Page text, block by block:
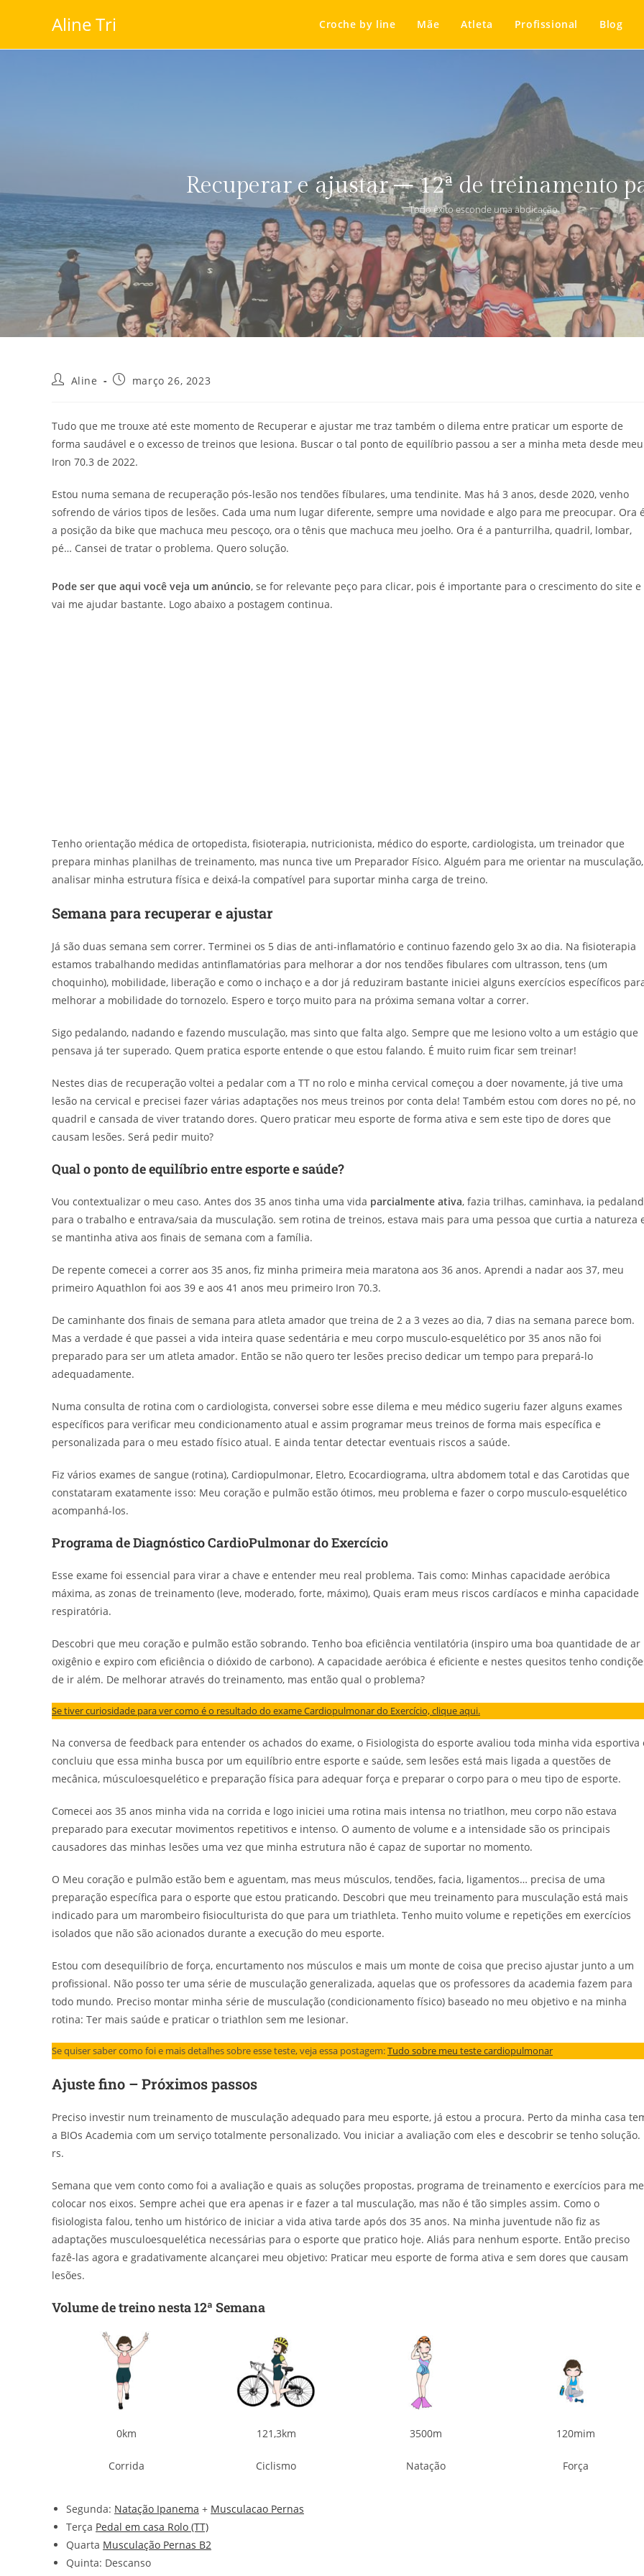
Aline Tri Croche by line Mãe Atleta Profissional Blog
Recuperar e ajustar – 12ª de treinamento
Todo êxito esconde uma abdicação
Aline março 26, 2023
Tudo que me trouxe até este momento de Recuperar e ajustar me traz também o dilema entre praticar um esporte de
forma saudável e o excesso de treinos que lesiona. Buscar o tal ponto de equilíbrio passou a ser a minha meta desde meu
Iron 70.3 de 2022.
Estou numa semana de recuperação pós-lesão nos tendões fíbulares, uma tendinite. Mas há 3 anos, desde 2020, venho
sofrendo de vários tipos de lesões. Cada uma num lugar diferente, sempre uma novidade e algo para me preocupar. Ora
a posição da bike que machuca meu pescoço, ora o tênis que machuca meu joelho. Ora é a panturrilha, quadril, lombar,
pé… Cansei de tratar o problema. Quero solução.
Pode ser que aqui você veja um anúncio, se for relevante peço para clicar, pois é importante para o crescimento do site e
vai me ajudar bastante. Logo abaixo a postagem continua.
Tenho orientação médica de ortopedista, fisioterapia, nutricionista, médico do esporte, cardiologista, um treinador que
prepara minhas planilhas de treinamento, mas nunca tive um Preparador Físico. Alguém para me orientar na musculação,
analisar minha estrutura física e deixá-la compatível para suportar minha carga de treino.
Semana para recuperar e ajustar
Já são duas semana sem correr. Terminei os 5 dias de anti-inflamatório e continuo fazendo gelo 3x ao dia. Na fisioterapia
estamos trabalhando medidas antinflamatórias para melhorar a dor nos tendões fibulares com ultrasson, tens (um
choquinho), mobilidade, liberação e como o inchaço e a dor já reduziram bastante iniciei alguns exercícios específicos
melhorar a mobilidade do tornozelo. Espero e torço muito para na próxima semana voltar a correr.
Sigo pedalando, nadando e fazendo musculação, mas sinto que falta algo. Sempre que me lesiono volto a um estágio que
pensava já ter superado. Quem pratica esporte entende o que estou falando. É muito ruim ficar sem treinar!
Nestes dias de recuperação voltei a pedalar com a TT no rolo e minha cervical começou a doer novamente, já tive uma
lesão na cervical e precisei fazer várias adaptações nos meus treinos por conta dela! Também estou com dores no pé, no
quadril e cansada de viver tratando dores. Quero praticar meu esporte de forma ativa e sem este tipo de dores que
causam lesões. Será pedir muito?
Qual o ponto de equilíbrio entre esporte e saúde?
Vou contextualizar o meu caso. Antes dos 35 anos tinha uma vida parcialmente ativa, fazia trilhas, caminhava, ia
para o trabalho e entrava/saia da musculação. sem rotina de treinos, estava mais para uma pessoa que curtia a natureza
se mantinha ativa aos finais de semana com a família.
De repente comecei a correr aos 35 anos, fiz minha primeira meia maratona aos 36 anos. Aprendi a nadar aos 37, meu
primeiro Aquathlon foi aos 39 e aos 41 anos meu primeiro Iron 70.3.
De caminhante dos finais de semana para atleta amador que treina de 2 a 3 vezes ao dia, 7 dias na semana parece bom.
Mas a verdade é que passei a vida inteira quase sedentária e meu corpo musculo-esquelético por 35 anos não foi
preparado para ser um atleta amador. Então se não quero ter lesões preciso dedicar um tempo para prepará-lo
adequadamente.
Numa consulta de rotina com o cardiologista, conversei sobre esse dilema e meu médico sugeriu fazer alguns exames
específicos para verificar meu condicionamento atual e assim programar meus treinos de forma mais específica e
personalizada para o meu estado físico atual. E ainda tentar detectar eventuais riscos a saúde.
Fiz vários exames de sangue (rotina), Cardiopulmonar, Eletro, Ecocardiograma, ultra abdomem total e das Carotidas que
constataram exatamente isso: Meu coração e pulmão estão ótimos, meu problema e fazer o corpo musculo-esquelético
acompanhá-los.
Programa de Diagnóstico CardioPulmonar do Exercício
Esse exame foi essencial para virar a chave e entender meu real problema. Tais como: Minhas capacidade aeróbica
máxima, as zonas de treinamento (leve, moderado, forte, máximo), Quais eram meus riscos cardíacos e minha capacidade
respiratória.
Descobri que meu coração e pulmão estão sobrando. Tenho boa eficiência ventilatória (inspiro uma boa quantidade de ar
oxigênio e expiro com eficiência o dióxido de carbono). A capacidade aeróbica é eficiente e nestes quesitos tenho
de ir além. De melhorar através do treinamento, mas então qual o problema?
Se tiver curiosidade para ver como é o resultado do exame Cardiopulmonar do Exercício, clique aqui.
Na conversa de feedback para entender os achados do exame, o Fisiologista do esporte avaliou toda minha vida esportiva
concluiu que essa minha busca por um equilíbrio entre esporte e saúde, sem lesões está mais ligada a questões de
mecânica, músculoesquelético e preparação física para adequar força e preparar o corpo para o meu tipo de esporte.
Comecei aos 35 anos minha vida na corrida e logo iniciei uma rotina mais intensa no triatlhon, meu corpo não estava
preparado para executar movimentos repetitivos e intenso. O aumento de volume e a intensidade são os principais
causadores das minhas lesões uma vez que minha estrutura não é capaz de suportar no momento.
O Meu coração e pulmão estão bem e aguentam, mas meus músculos, tendões, facia, ligamentos… precisa de uma
preparação específica para o esporte que estou praticando. Descobri que meu treinamento para musculação está mais
indicado para um marombeiro fisioculturista do que para um triathleta. Tenho muito volume e repetições em exercícios
isolados que não são acionados durante a execução do meu esporte.
Estou com desequilíbrio de força, encurtamento nos músculos e mais um monte de coisa que preciso ajustar junto a um
profissional. Não posso ter uma série de musculação generalizada, aquelas que os professores da academia fazem para
todo mundo. Preciso montar minha série de musculação (condicionamento físico) baseado no meu objetivo e na minha
rotina: Ter mais saúde e praticar o triathlon sem me lesionar.
Se quiser saber como foi e mais detalhes sobre esse teste, veja essa postagem:Tudo sobre meu teste cardiopulmonar
Ajuste fino – Próximos passos
Preciso investir num treinamento de musculação adequado para meu esporte, já estou a procura. Perto da minha casa
a BIOs Academia com um serviço totalmente personalizado. Vou iniciar a avaliação com eles e descobrir se tenho solução.
rs.
Semana que vem conto como foi a avaliação e quais as soluções propostas, programa de treinamento e exercícios para me
colocar nos eixos. Sempre achei que era apenas ir e fazer a tal musculação, mas não é tão simples assim. Como o
fisiologista falou, tenho um histórico de iniciar a vida ativa tarde após dos 35 anos. Na minha juventude não fiz as
adaptações musculoesquelética necessárias para o esporte que pratico hoje. Aliás para nenhum esporte. Então preciso
fazê-las agora e gradativamente alcançarei meu objetivo: Praticar meu esporte de forma ativa e sem dores que causam
lesões.
Volume de treino nesta 12ª Semana
0km
Corrida
121,3km
Ciclismo
3500m
Natação
120mim
Força
Segunda: Natação Ipanema + Musculacao Pernas
Terça Pedal em casa Rolo (TT)
Quarta Musculação Pernas B2
Quinta: Descanso